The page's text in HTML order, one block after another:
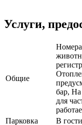
Услуги,
Общие
бар, На
для
Парковка
В